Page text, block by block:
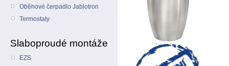
Oběhové čerpadlo Jablotron
Termostaty
Slaboproudé montáže
EZS